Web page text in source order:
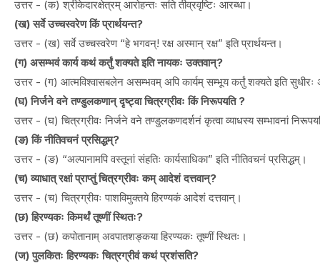
उत्तर - (क) श्रीकेदारक्षेत्रम् आरोहन्तः सति तीव्रवृष्टिः आरब्धा।
(ख) सर्वे उच्चस्वरेण किं प्रार्थयन्त?
उत्तर - (ख) सर्वे उच्चस्वरेण “हे भगवन्! रक्ष अस्मान् रक्ष” इति प्रार्थयन्त।
(ग) असम्भवं कार्य कथं कर्तुं शक्यते इति नायकः उक्तवान्?
उत्तर - (ग) आत्मविश्वासबलेन असम्भवम् अपि कार्यम् सम्भूय कर्तुं शक्यते इति
(घ) निर्जने वने तण्डुलकणान् दृष्ट्वा चित्रग्रीवः किं निरूपयति ?
उत्तर - (घ) चित्रग्रीवः निर्जने वने तण्डुलकणदर्शनं कृत्वा व्याधस्य सम्भावनां
(ङ) किं नीतिवचनं प्रसिद्धम्?
उत्तर - (ङ) “अल्पानामपि वस्तूनां संहतिः कार्यसाधिका” इति नीतिवचनं प्रसिद्धम्।
(च) व्याधात् रक्षां प्राप्तुं चित्रग्रीवः कम् आदेशं दत्तवान्?
उत्तर - (च) चित्रग्रीवः पाशविमुक्तये हिरण्यकं आदेशं दत्तवान्।
(छ) हिरण्यकः किमर्थं तूष्णीं स्थितः?
उत्तर - (छ) कपोतानाम् अवपातशङ्कया हिरण्यकः तूष्णीं स्थितः।
(ज) पुलकितः हिरण्यकः चित्रग्रीवं कथं प्रशंसति?